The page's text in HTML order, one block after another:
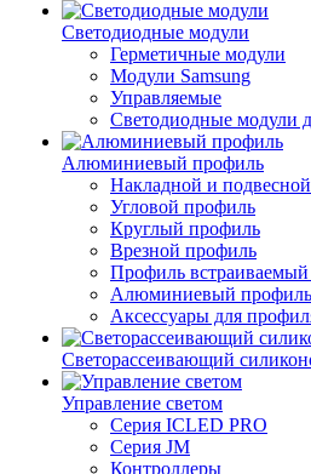
Светодиодные модули
Герметичные модули
Модули Samsung
Управляемые
Светодиодные модули
Алюминиевый профиль
Накладной и
Угловой профиль
Круглый профиль
Врезной профиль
Профиль встраиваемый
Алюминиевый профиль
Аксессуары для
Светорассеивающий
Управление светом
Серия ICLED PRO
Серия JM
Контроллеры